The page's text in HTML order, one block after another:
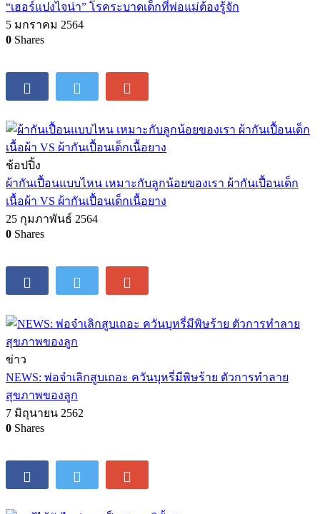
“เฮอร์แปงไจน่า” โรคระบาดเด็กที่พ่อแม่ต้องรู้จัก
5 มกราคม 2564
0 Shares
ช้อปปิ้ง
ผ้ากันเปื้อนแบบไหน เหมาะกับลูกน้อยของเรา ผ้ากันเปื้อนเด็ก
เนื้อผ้า VS ผ้ากันเปื้อนเด็กเนื้อยาง
25 กุมภาพันธ์ 2564
0 Shares
ข่าว
NEWS: พ่อจ๋าเลิกสูบเถอะ ควันบุหรี่มีพิษร้าย ตัวการทำลาย
สุขภาพของลูก
7 มิถุนายน 2562
0 Shares